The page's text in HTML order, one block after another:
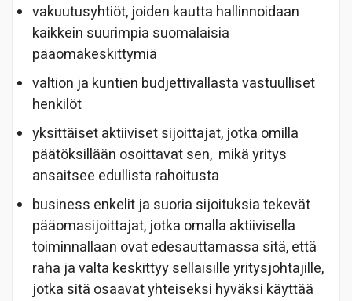
vakuutusyhtiöt, joiden kautta hallinnoidaan
kaikkein suurimpia suomalaisia
pääomakeskittymiä
valtion ja kuntien budjettivallasta vastuulliset
henkilöt
yksittäiset aktiiviset sijoittajat, jotka omilla
päätöksillään osoittavat sen, mikä yritys
ansaitsee edullista rahoitusta
business enkelit ja suoria sijoituksia tekevät
pääomasijoittajat, jotka omalla aktiivisella
toiminnallaan ovat edesauttamassa sitä, että
raha ja valta keskittyy sellaisille yritysjohtajille,
jotka sitä osaavat yhteiseksi hyväksi käyttää